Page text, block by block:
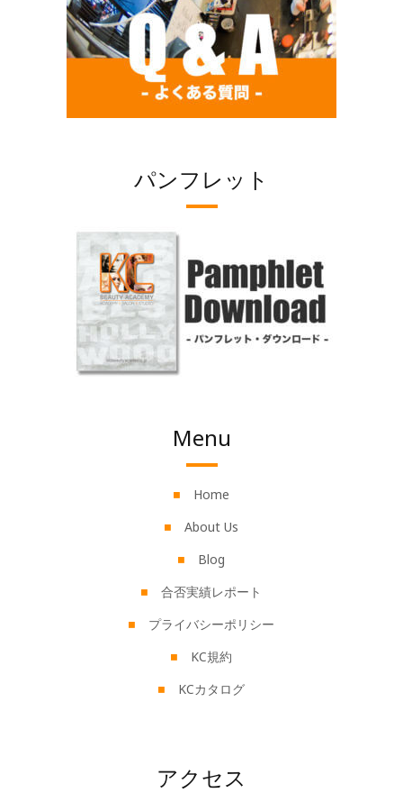
パンフレット
Menu
Home
About Us
Blog
合否実績レポート
プライバシーポリシー
KC規約
KCカタログ
アクセス